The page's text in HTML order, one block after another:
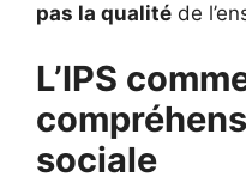
pas la qualité de
L’IPS
sociale